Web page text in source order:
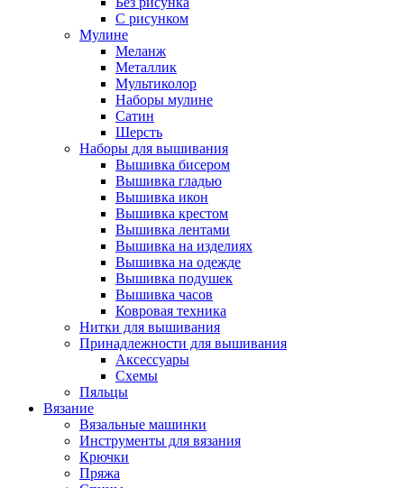
С рисунком
Мулине
Меланж
Металлик
Мультиколор
Наборы мулине
Сатин
Шерсть
Наборы для вышивания
Вышивка бисером
Вышивка гладью
Вышивка икон
Вышивка крестом
Вышивка лентами
Вышивка на изделиях
Вышивка на одежде
Вышивка подушек
Вышивка часов
Ковровая техника
Нитки для вышивания
Принадлежности для вышивания
Аксессуары
Схемы
Пяльцы
Вязание
Вязальные машинки
Инструменты для вязания
Крючки
Пряжа